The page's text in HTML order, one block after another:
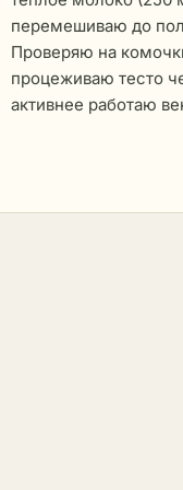
перемешиваю до
Проверяю на
процеживаю тесто
активнее работаю